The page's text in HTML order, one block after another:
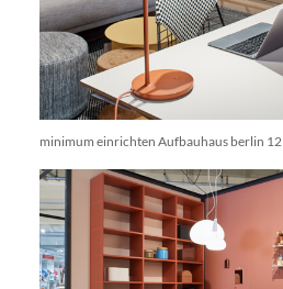
minimum einrichten Aufbauhaus berlin 12